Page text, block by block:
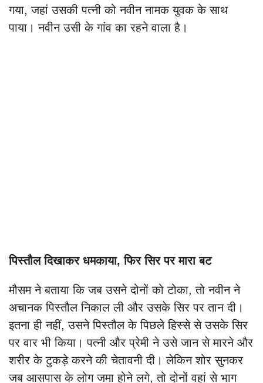
गया, जहां उसकी पत्नी को नवीन नामक युवक के साथ
पाया। नवीन उसी के गांव का रहने वाला है।
पिस्तौल दिखाकर धमकाया, फिर सिर पर मारा बट
मौसम ने बताया कि जब उसने दोनों को टोका, तो नवीन ने
अचानक पिस्तौल निकाल ली और उसके सिर पर तान दी।
इतना ही नहीं, उसने पिस्तौल के पिछले हिस्से से उसके सिर
पर वार भी किया। पत्नी और प्रेमी ने उसे जान से मारने और
शरीर के टुकड़े करने की चेतावनी दी। लेकिन शोर सुनकर
जब आसपास के लोग जमा होने लगे, तो दोनों वहां से भाग